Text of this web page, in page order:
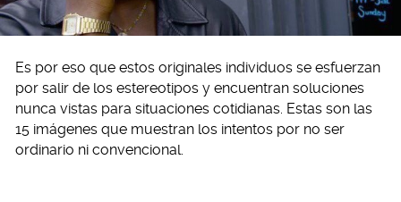
Es por eso que estos originales individuos se esfuerzan
por salir de los estereotipos y encuentran soluciones
nunca vistas para situaciones cotidianas. Estas son las
15 imágenes que muestran los intentos por no ser
ordinario ni convencional.